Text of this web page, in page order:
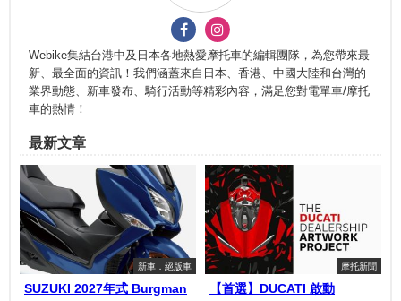
Webike集結台港中及日本各地熱愛摩托車的編輯團隊，為您帶來最
新、最全面的資訊！我們涵蓋來自日本、香港、中國大陸和台灣的
業界動態、新車發布、騎行活動等精彩內容，滿足您對電單車/摩托
車的熱情！
最新文章
新車．絕版車
SUZUKI 2027年式 Burgman
摩托新聞
【首選】DUCATI 啟動